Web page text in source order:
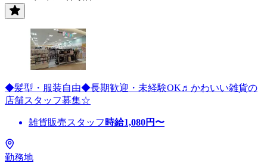
◆髪型・服装自由◆長期歓迎・未経験OK♬かわいい雑貨の
店舗スタッフ募集☆
雑貨販売スタッフ 時給1,080円〜
勤務地